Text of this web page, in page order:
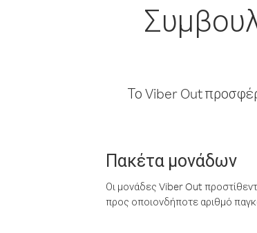
Το Viber Out
Πακέτα μονάδων
Οι μονάδες Viber Out
προς οποιονδήποτε αριθμό